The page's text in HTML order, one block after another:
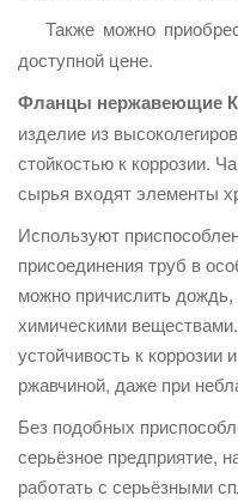
Также можно
доступной цене.
Фланцы нержавеющие
изделие из
стойкостью к коррозии.
сырья входят элементы
Используют
присоединения труб в
можно причислить дождь,
химическими
устойчивость к коррозии
ржавчиной, даже при
Без подобных
серьёзное предприятие,
работать с серьёзными